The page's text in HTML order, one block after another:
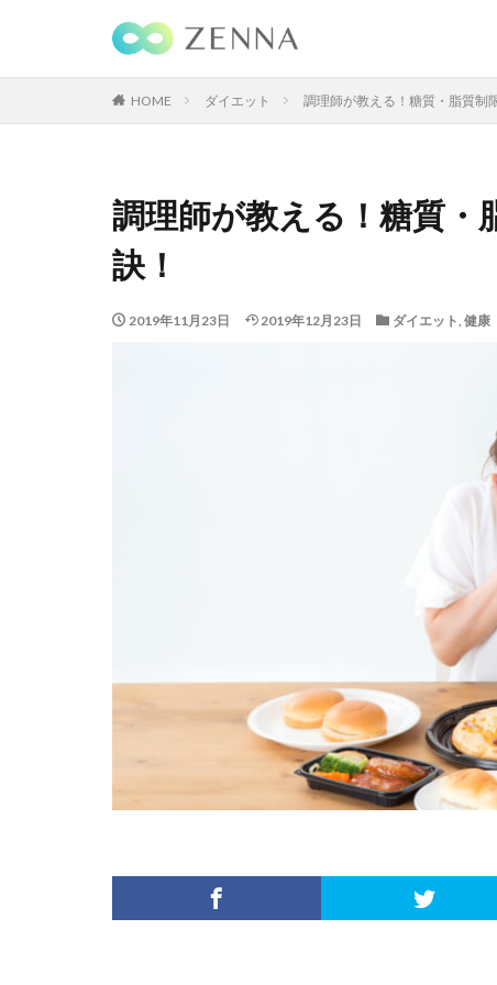
HOME ダイエット 調理師が教える！糖質・脂質制
調理師が教える！糖質・
訣！
2019年11月23日 2019年12月23日 ダイエット, 健康